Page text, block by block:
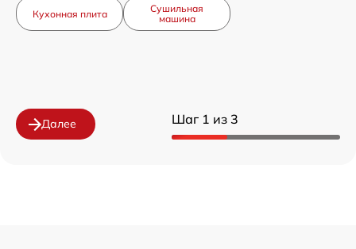
Шаг 1 из 3
Кухонная плита
Сушильная
машина
Далее